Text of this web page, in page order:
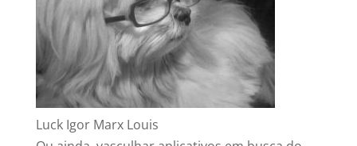
Luck Igor Marx Louis